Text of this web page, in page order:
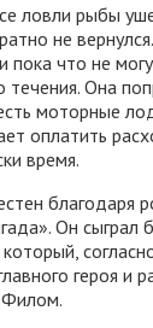
ловли рыбы
не
пока что не
течения. Она
моторные
оплатить
время.
благодаря
Он сыграл
героя и